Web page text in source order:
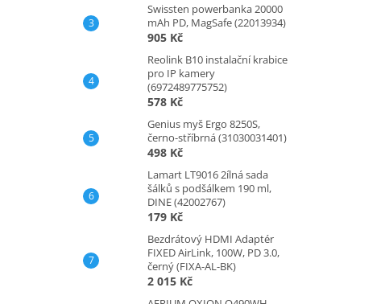
Swissten powerbanka 20000
mAh PD, MagSafe (22013934)
905 Kč
Reolink B10 instalační krabice
pro IP kamery
(6972489775752)
578 Kč
Genius myš Ergo 8250S,
černo-stříbrná (31030031401)
498 Kč
Lamart LT9016 2ílná sada
šálků s podšálkem 190 ml,
DINE (42002767)
179 Kč
Bezdrátový HDMI Adaptér
FIXED AirLink, 100W, PD 3.0,
černý (FIXA-AL-BK)
2 015 Kč